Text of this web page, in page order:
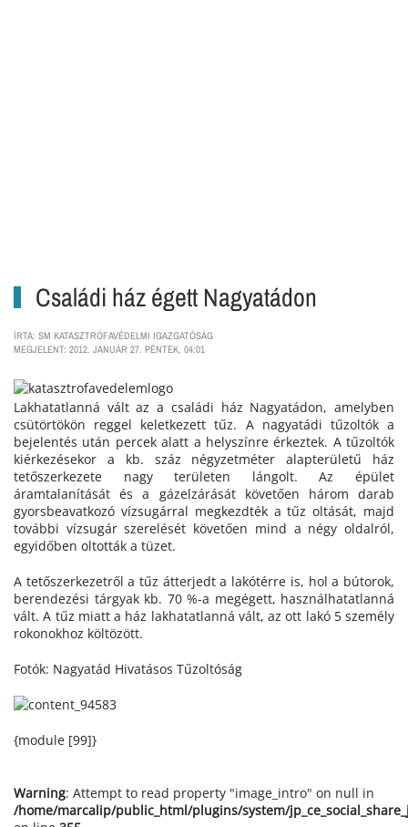
Családi ház égett Nagyatádon
ÍRTA: SM KATASZTRÓFAVÉDELMI IGAZGATÓSÁG
MEGJELENT: 2012. JANUÁR 27. PÉNTEK, 04:01
Lakhatatlanná vált az a családi ház Nagyatádon, amelyben
csütörtökön reggel keletkezett tűz. A nagyatádi tűzoltók a
bejelentés után percek alatt a helyszínre érkeztek. A tűzoltók
kiérkezésekor a kb. száz négyzetméter alapterületű ház
tetőszerkezete nagy területen lángolt. Az épület
áramtalanítását és a gázelzárását követően három darab
gyorsbeavatkozó vízsugárral megkezdték a tűz oltását, majd
további vízsugár szerelését követően mind a négy oldalról,
egyidőben oltották a tüzet.
A tetőszerkezetről a tűz átterjedt a lakótérre is, hol a bútorok,
berendezési tárgyak kb. 70 %-a megégett, használhatatlanná
vált. A tűz miatt a ház lakhatatlanná vált, az ott lakó 5 személy
rokonokhoz költözött.
Fotók: Nagyatád Hivatásos Tűzoltóság
{module [99]}
Warning: Attempt to read property "image_intro" on null in
/home/marcalip/public_html/plugins/system/